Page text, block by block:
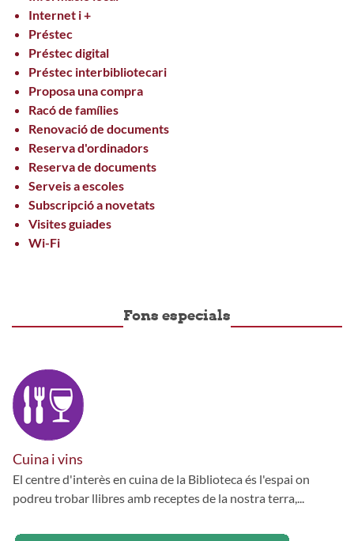
Internet i +
Préstec
Préstec digital
Préstec interbibliotecari
Proposa una compra
Racó de famílies
Renovació de documents
Reserva d'ordinadors
Reserva de documents
Serveis a escoles
Subscripció a novetats
Visites guiades
Wi-Fi
Fons especials
Cuina i vins
El centre d'interès en cuina de la Biblioteca és l'espai on
podreu trobar llibres amb receptes de la nostra terra,...